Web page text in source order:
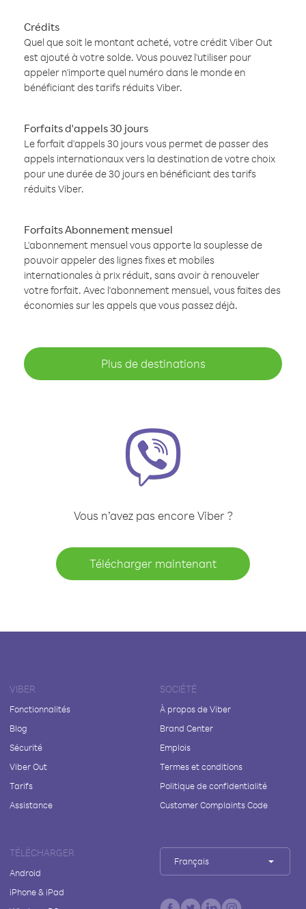
Crédits
Quel que soit le montant acheté, votre crédit Viber Out
est ajouté à votre solde. Vous pouvez l'utiliser pour
appeler n'importe quel numéro dans le monde en
bénéficiant des tarifs réduits Viber.
Forfaits d'appels 30 jours
Le forfait d'appels 30 jours vous permet de passer des
appels internationaux vers la destination de votre choix
pour une durée de 30 jours en bénéficiant des tarifs
réduits Viber.
Forfaits Abonnement mensuel
L'abonnement mensuel vous apporte la souplesse de
pouvoir appeler des lignes fixes et mobiles
internationales à prix réduit, sans avoir à renouveler
votre forfait. Avec l'abonnement mensuel, vous faites des
économies sur les appels que vous passez déjà.
Plus de destinations
Vous n’avez pas encore Viber ?
Télécharger maintenant
VIBER
Fonctionnalités
Blog
Sécurité
Viber Out
Tarifs
Assistance
SOCIÉTÉ
À propos de Viber
Brand Center
Emplois
Termes et conditions
Politique de confidentialité
Customer Complaints Code
TÉLÉCHARGER
Android
iPhone & iPad
Français